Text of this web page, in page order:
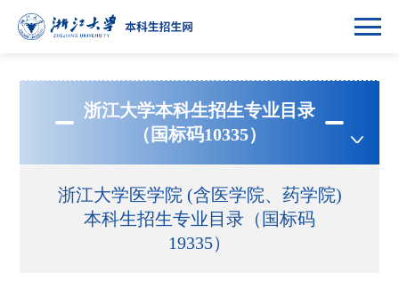
浙江大学本科生招生专业目录
（国标码10335）
浙江大学医学院 (含医学院、药学院)
本科生招生专业目录（国标码
19335）